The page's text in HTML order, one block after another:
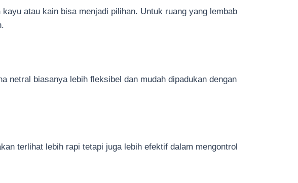
atau kain bisa menjadi pilihan. Untuk ruang yang lembab
netral biasanya lebih fleksibel dan mudah dipadukan dengan
terlihat lebih rapi tetapi juga lebih efektif dalam mengontrol